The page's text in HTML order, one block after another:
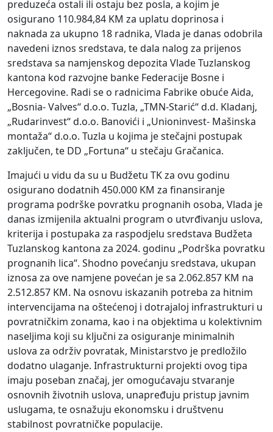
preduzeća ostali ili ostaju bez posla, a kojim je
osigurano 110.984,84 KM za uplatu doprinosa i
naknada za ukupno 18 radnika, Vlada je danas odobrila
navedeni iznos sredstava, te dala nalog za prijenos
sredstava sa namjenskog depozita Vlade Tuzlanskog
kantona kod razvojne banke Federacije Bosne i
Hercegovine. Radi se o radnicima Fabrike obuće Aida,
„Bosnia- Valves“ d.o.o. Tuzla, „TMN-Starić“ d.d. Kladanj,
„Rudarinvest“ d.o.o. Banovići i „Unioninvest- Mašinska
montaža“ d.o.o. Tuzla u kojima je stečajni postupak
zaključen, te DD „Fortuna“ u stečaju Gračanica.
Imajući u vidu da su u Budžetu TK za ovu godinu
osigurano dodatnih 450.000 KM za finansiranje
programa podrške povratku prognanih osoba, Vlada je
danas izmijenila aktualni program o utvrđivanju uslova,
kriterija i postupaka za raspodjelu sredstava Budžeta
Tuzlanskog kantona za 2024. godinu „Podrška povratku
prognanih lica“. Shodno povećanju sredstava, ukupan
iznosa za ove namjene povećan je sa 2.062.857 KM na
2.512.857 KM. Na osnovu iskazanih potreba za hitnim
intervencijama na oštećenoj i dotrajaloj infrastrukturi u
povratničkim zonama, kao i na objektima u kolektivnim
naseljima koji su ključni za osiguranje minimalnih
uslova za održiv povratak, Ministarstvo je predložilo
dodatno ulaganje. Infrastrukturni projekti ovog tipa
imaju poseban značaj, jer omogućavaju stvaranje
osnovnih životnih uslova, unapređuju pristup javnim
uslugama, te osnažuju ekonomsku i društvenu
stabilnost povratničke populacije.